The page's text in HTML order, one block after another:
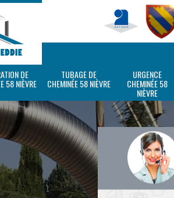
DE
58 NIÈVRE
TUBAGE DE
CHEMINÉE 58 NIÈVRE
URGENCE
CHEMINÉE 58
NIÈVRE